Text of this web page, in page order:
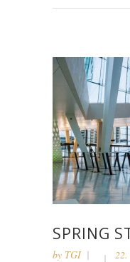
SPRING
by TGI